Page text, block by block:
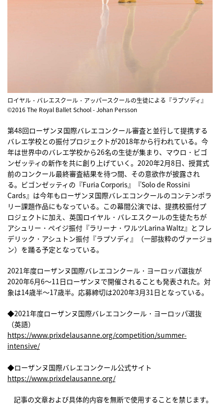
ロイヤル・バレエスクール・アッパースクールの生徒による『ラプソディ』
©2016 The Royal Ballet School - Johan Persson
第48回ローザンヌ国際バレエコンクール審査と並行して提携する
バレエ学校との振付プロジェクトが2018年から行われている。今
年は世界中のバレエ学校から26名の生徒が集まり、マウロ・ビゴ
ンゼッティの新作を共に創り上げていく。2020年2月8日、授賞式
前のコンクール最終審査結果を待つ間、その意欲作が披露され
る。ビゴンゼッティの『Furia Corporis』『Solo de Rossini
Cards』は今年もローザンヌ国際バレエコンクールのコンテンポラ
リー課題作品にもなっている。この幕間公演では、提携校振付プ
ロジェクトに加え、英国ロイヤル・バレエスクールの生徒たちが
アシュリー・ペイジ振付『ラリーナ・ワルツLarina Waltz』とフレ
デリック・アシュトン振付『ラプソディ』（一部抜粋のヴァージョ
ン）を踊る予定となっている。
2021年度ローザンヌ国際バレエコンクール・ヨーロッパ選抜が
2020年6月6〜11日ローザンヌで開催されることも発表された。対
象は14歳半〜17歳半。応募締切は2020年3月31日となっている。
◆2021年度ローザンヌ国際バレエコンクール・ヨーロッパ選抜
（英語）
https://www.prixdelausanne.org/competition/summer-
intensive/
◆ローザンヌ国際バレエコンクール公式サイト
https://www.prixdelausanne.org/
記事の文章および具体的内容を無断で使用することを禁じます。